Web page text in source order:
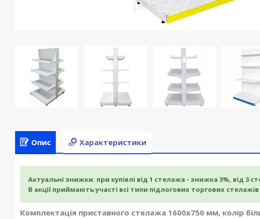
Опис Характеристики
Актуальні знижки: при купівлі від 1 стелажа - знижка 3%, від 3
В акції приймають участі всі типи підлогових торгових стелажів
Комплектація приставного стелажа 1600х750 мм, колір